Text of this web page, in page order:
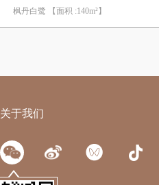
枫丹白鹭 【面积 :140m²】
关于我们